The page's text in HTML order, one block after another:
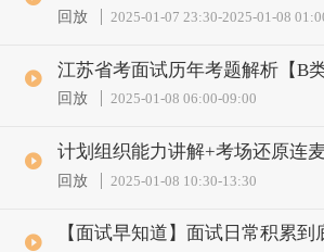
回放 2025-01-07 23:30-2025-01-08
江苏省考面试历年考题解析【B类
回放 2025-01-08 06:00-09:00
计划组织能力讲解+考场还原连
回放 2025-01-08 10:30-13:30
【面试早知道】面试日常积累到